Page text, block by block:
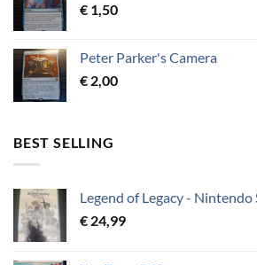
€ 1,50
Peter Parker's Camera
€ 2,00
BEST SELLING
Legend of Legacy - Nintendo
€ 24,99